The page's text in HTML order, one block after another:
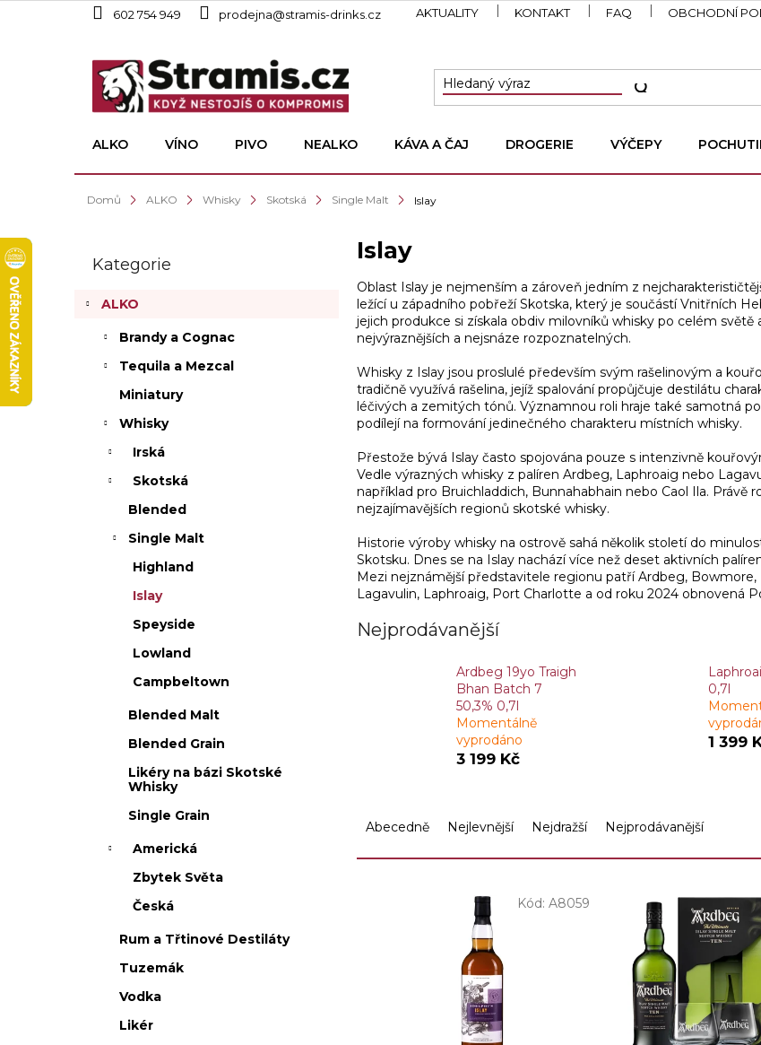
602 754 949 prodejna@stramis-drinks.cz AKTUALITY KONTAKT FAQ OBCHODNÍ
ALKO VÍNO PIVO NEALKO KÁVA A ČAJ DROGERIE VÝČEPY
Domů ALKO Whisky Skotská Single Malt Islay
Přeskočit
Kategorie
ALKO
Brandy a Cognac
Tequila a Mezcal
Miniatury
Whisky
Irská
Skotská
Blended
Single Malt
Highland
Islay
Speyside
Lowland
Campbeltown
Blended Malt
Blended Grain
Likéry na bázi Skotské
Whisky
Single Grain
Americká
Zbytek Světa
Česká
Rum a Třtinové Destiláty
Tuzemák
Vodka
Likér
Islay
Oblast Islay je nejmenším a zároveň jedním z
ležící u západního pobřeží Skotska, který je součástí Vnitřních
jejich produkce si získala obdiv milovníků whisky po celém
nejvýraznějších a nejsnáze rozpoznatelných.
Whisky z Islay jsou proslulé především svým rašelinovým a
tradičně využívá rašelina, jejíž spalování propůjčuje destilátu
léčivých a zemitých tónů. Významnou roli hraje také samotná
podílejí na formování jedinečného charakteru místních whisky.
Přestože bývá Islay často spojována pouze s intenzivně
Vedle výrazných whisky z palíren Ardbeg, Laphroaig nebo
například pro Bruichladdich, Bunnahabhain nebo Caol Ila.
nejzajímavějších regionů skotské whisky.
Historie výroby whisky na ostrově sahá několik století do
Skotsku. Dnes se na Islay nachází více než deset aktivních
Mezi nejznámější představitele regionu patří Ardbeg, Bowmore,
Lagavulin, Laphroaig, Port Charlotte a od roku 2024 obnovená
Nejprodávanější
Ardbeg 19yo Traigh
Bhan Batch 7
50,3% 0,7l
Momentálně
vyprodáno
3 199 Kč
0,7l
1 399
e
Abecedně Nejlevnější Nejdražší Nejprodávanější
Kód: A8059